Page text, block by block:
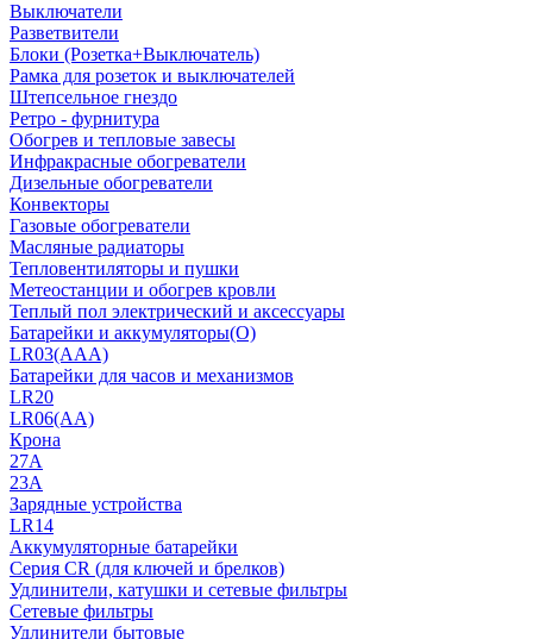
Выключатели
Разветвители
Блоки (Розетка+Выключатель)
Рамка для розеток и выключателей
Штепсельное гнездо
Ретро - фурнитура
Обогрев и тепловые завесы
Инфракрасные обогреватели
Дизельные обогреватели
Конвекторы
Газовые обогреватели
Масляные радиаторы
Тепловентиляторы и пушки
Метеостанции и обогрев кровли
Теплый пол электрический и аксессуары
Батарейки и аккумуляторы(О)
LR03(AAA)
Батарейки для часов и механизмов
LR20
LR06(AA)
Крона
27A
23A
Зарядные устройства
LR14
Аккумуляторные батарейки
Серия CR (для ключей и брелков)
Удлинители, катушки и сетевые фильтры
Сетевые фильтры
Удлинители бытовые